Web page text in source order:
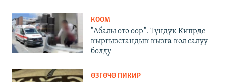
КООМ
"Абалы өтө оор". Түндүк Кипрде
кыргызстандык кызга кол салуу
болду
ӨЗГӨЧӨ ПИКИР